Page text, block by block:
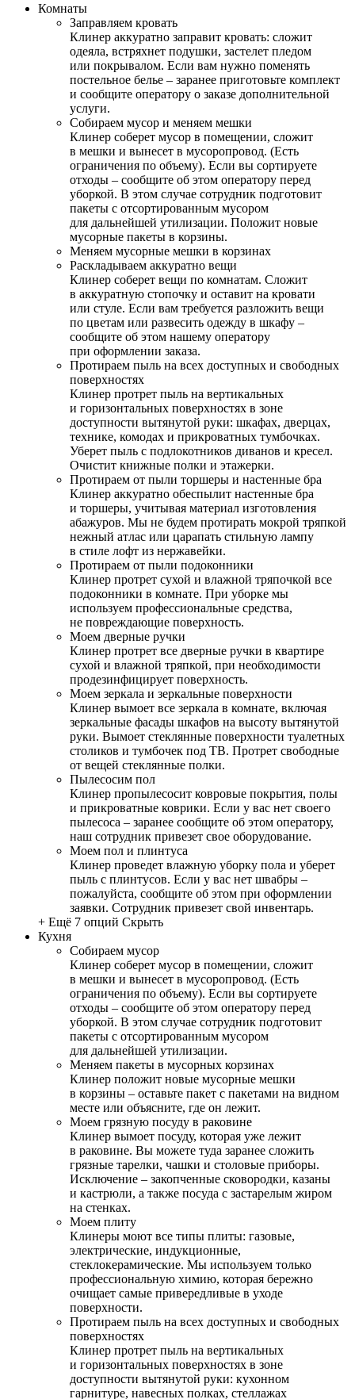
Комнаты
Заправляем кровать
Клинер аккуратно заправит кровать: сложит
одеяла, встряхнет подушки, застелет пледом
или покрывалом. Если вам нужно поменять
постельное белье – заранее приготовьте комплект
и сообщите оператору о заказе дополнительной
услуги.
Собираем мусор и меняем мешки
Клинер соберет мусор в помещении, сложит
в мешки и вынесет в мусоропровод. (Есть
ограничения по объему). Если вы сортируете
отходы – сообщите об этом оператору перед
уборкой. В этом случае сотрудник подготовит
пакеты с отсортированным мусором
для дальнейшей утилизации. Положит новые
мусорные пакеты в корзины.
Меняем мусорные мешки в корзинах
Раскладываем аккуратно вещи
Клинер соберет вещи по комнатам. Сложит
в аккуратную стопочку и оставит на кровати
или стуле. Если вам требуется разложить вещи
по цветам или развесить одежду в шкафу –
сообщите об этом нашему оператору
при оформлении заказа.
Протираем пыль на всех доступных и свободных
поверхностях
Клинер протрет пыль на вертикальных
и горизонтальных поверхностях в зоне
доступности вытянутой руки: шкафах, дверцах,
технике, комодах и прикроватных тумбочках.
Уберет пыль с подлокотников диванов и кресел.
Очистит книжные полки и этажерки.
Протираем от пыли торшеры и настенные бра
Клинер аккуратно обеспылит настенные бра
и торшеры, учитывая материал изготовления
абажуров. Мы не будем протирать мокрой тряпкой
нежный атлас или царапать стильную лампу
в стиле лофт из нержавейки.
Протираем от пыли подоконники
Клинер протрет сухой и влажной тряпочкой все
подоконники в комнате. При уборке мы
используем профессиональные средства,
не повреждающие поверхность.
Моем дверные ручки
Клинер протрет все дверные ручки в квартире
сухой и влажной тряпкой, при необходимости
продезинфицирует поверхность.
Моем зеркала и зеркальные поверхности
Клинер вымоет все зеркала в комнате, включая
зеркальные фасады шкафов на высоту вытянутой
руки. Вымоет стеклянные поверхности туалетных
столиков и тумбочек под ТВ. Протрет свободные
от вещей стеклянные полки.
Пылесосим пол
Клинер пропылесосит ковровые покрытия, полы
и прикроватные коврики. Если у вас нет своего
пылесоса – заранее сообщите об этом оператору,
наш сотрудник привезет свое оборудование.
Моем пол и плинтуса
Клинер проведет влажную уборку пола и уберет
пыль с плинтусов. Если у вас нет швабры –
пожалуйста, сообщите об этом при оформлении
заявки. Сотрудник привезет свой инвентарь.
+ Ещё 7 опций Скрыть
Кухня
Собираем мусор
Клинер соберет мусор в помещении, сложит
в мешки и вынесет в мусоропровод. (Есть
ограничения по объему). Если вы сортируете
отходы – сообщите об этом оператору перед
уборкой. В этом случае сотрудник подготовит
пакеты с отсортированным мусором
для дальнейшей утилизации.
Меняем пакеты в мусорных корзинах
Клинер положит новые мусорные мешки
в корзины – оставьте пакет с пакетами на видном
месте или объясните, где он лежит.
Моем грязную посуду в раковине
Клинер вымоет посуду, которая уже лежит
в раковине. Вы можете туда заранее сложить
грязные тарелки, чашки и столовые приборы.
Исключение – закопченные сковородки, казаны
и кастрюли, а также посуда с застарелым жиром
на стенках.
Моем плиту
Клинеры моют все типы плиты: газовые,
электрические, индукционные,
стеклокерамические. Мы используем только
профессиональную химию, которая бережно
очищает самые привередливые в уходе
поверхности.
Протираем пыль на всех доступных и свободных
поверхностях
Клинер протрет пыль на вертикальных
и горизонтальных поверхностях в зоне
доступности вытянутой руки: кухонном
гарнитуре, навесных полках, стеллажах